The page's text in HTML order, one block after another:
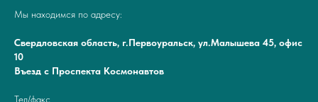
Мы находимся по адресу:
Свердловская область, г.Первоуральск, ул.Малышева 45, офис
10
Въезд с Проспекта Космонавтов
Тел/факс